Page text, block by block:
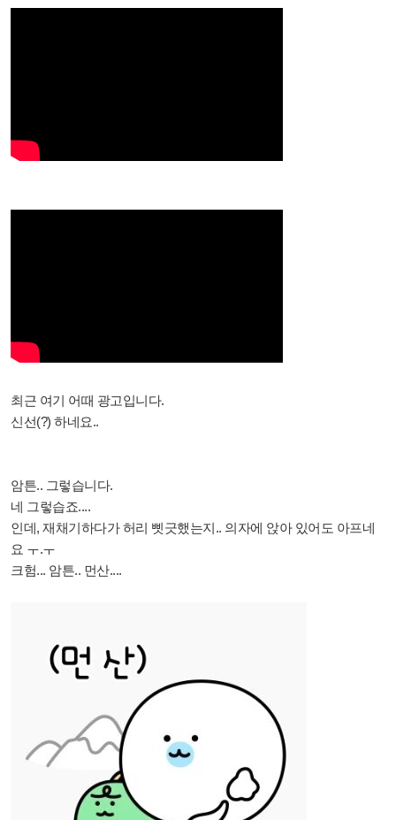
최근 여기 어때 광고입니다.
신선(?) 하네요..
암튼.. 그렇습니다.
네 그렇습죠....
인데, 재채기하다가 허리 삣긋했는지.. 의자에 앉아 있어도 아프네
요 ㅜ.ㅜ
크험... 암튼.. 먼산....